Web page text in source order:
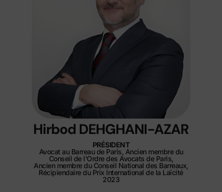
Hirbod DEHGHANI-AZAR
PRÉSIDENT
Avocat au Barreau de Paris, Ancien membre du
Conseil de l'Ordre des Avocats de Paris,
Ancien membre du Conseil National des Barreaux,
Récipiendaire du Prix International de la Laïcité
2023